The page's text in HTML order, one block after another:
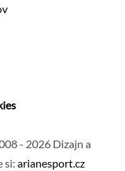
- 2026 Dizajn a
si: arianesport.cz